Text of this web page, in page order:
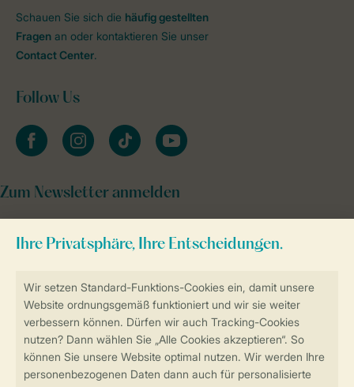
Sicher und schnell zur Online-Buchung
Sichere Datenübertragung
Schauen Sie sich die häufig gestellten
Fragen an oder kontaktieren Sie unser
Contact Center.
Follow Us
facebookinstagramtiktok youtube
Zum Newsletter anmelden